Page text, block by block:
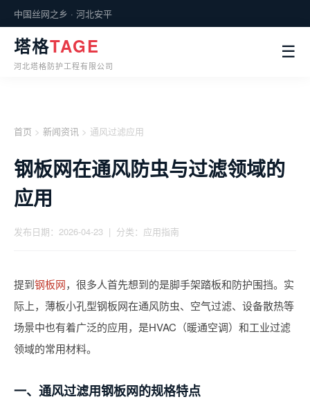
中国丝网之乡 · 河北安平
塔格TAGE
河北塔格防护工程有限公司
☰
首页 > 新闻资讯 > 通风过滤应用
钢板网在通风防虫与过滤领域的
应用
发布日期：2026-04-23 | 分类：应用指南
提到钢板网，很多人首先想到的是脚手架踏板和防护围挡。实
际上，薄板小孔型钢板网在通风防虫、空气过滤、设备散热等
场景中也有着广泛的应用，是HVAC（暖通空调）和工业过滤
领域的常用材料。
一、通风过滤用钢板网的规格特点